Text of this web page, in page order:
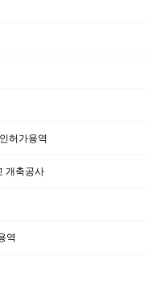
허가용역
개축공사
역